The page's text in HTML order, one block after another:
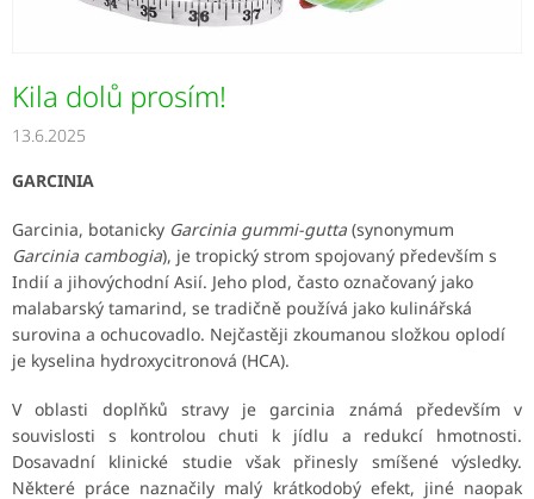
Kila dolů prosím!
13.6.2025
GARCINIA
Garcinia, botanicky Garcinia gummi-gutta (synonymum
Garcinia cambogia), je tropický strom spojovaný především s
Indií a jihovýchodní Asií. Jeho plod, často označovaný jako
malabarský tamarind, se tradičně používá jako kulinářská
surovina a ochucovadlo. Nejčastěji zkoumanou složkou oplodí
je kyselina hydroxycitronová (HCA).
V oblasti doplňků stravy je garcinia známá především v
souvislosti s kontrolou chuti k jídlu a redukcí hmotnosti.
Dosavadní klinické studie však přinesly smíšené výsledky.
Některé práce naznačily malý krátkodobý efekt, jiné naopak